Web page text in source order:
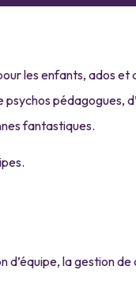
les enfants, ados et
pédagogues,
fantastiques.
d’équipe, la gestion